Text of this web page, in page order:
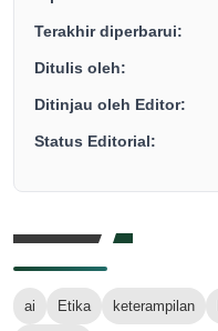
Terakhir diperbarui:
Ditulis oleh:
Ditinjau oleh Editor:
Status Editorial:
ai Etika keterampilan